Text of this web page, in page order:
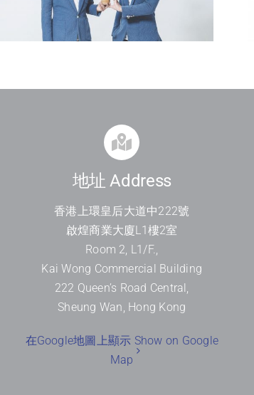
地址 Address
香港上環皇后大道中222號
啟煌商業大廈L1樓2室
Room 2, L1/F.,
Kai Wong Commercial Building
222 Queen’s Road Central,
Sheung Wan, Hong Kong
在Google地圖上顯示 Show on Google
Map